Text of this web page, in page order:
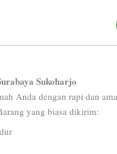
Sukoharjo
Anda dengan rapi dan
yang biasa dikirim: